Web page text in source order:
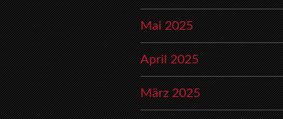
Mai 2025
April 2025
März 2025